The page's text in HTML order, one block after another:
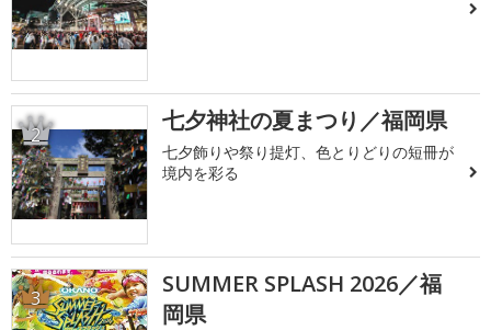
2 七夕神社の夏まつり／福岡県
七夕飾りや祭り提灯、色とりどりの短冊が
境内を彩る
3
SUMMER SPLASH 2026／福
岡県